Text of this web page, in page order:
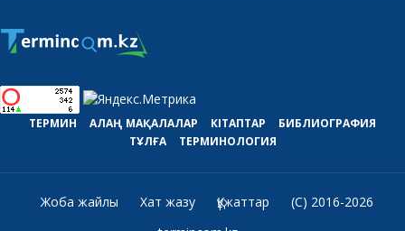
ТЕРМИН АЛАҢ МАҚАЛАЛАР КІТАПТАР
БИБЛИОГРАФИЯ
ТҰЛҒА
ТЕРМИНОЛОГИЯ
Жоба жайлы Хат жазу Құжаттар
(C) 2016-2026